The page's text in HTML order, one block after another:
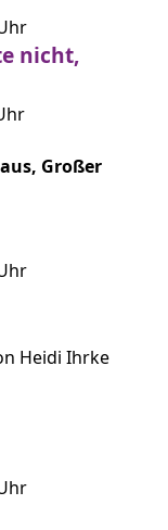
nicht,
Großer
Heidi Ihrke